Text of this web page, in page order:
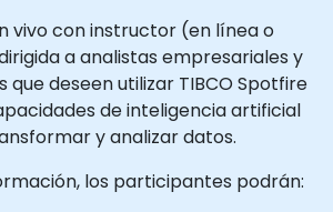
vivo con instructor (en línea o
a analistas empresariales y
que deseen utilizar TIBCO Spotfire
de inteligencia artificial
y analizar datos.
los participantes podrán: